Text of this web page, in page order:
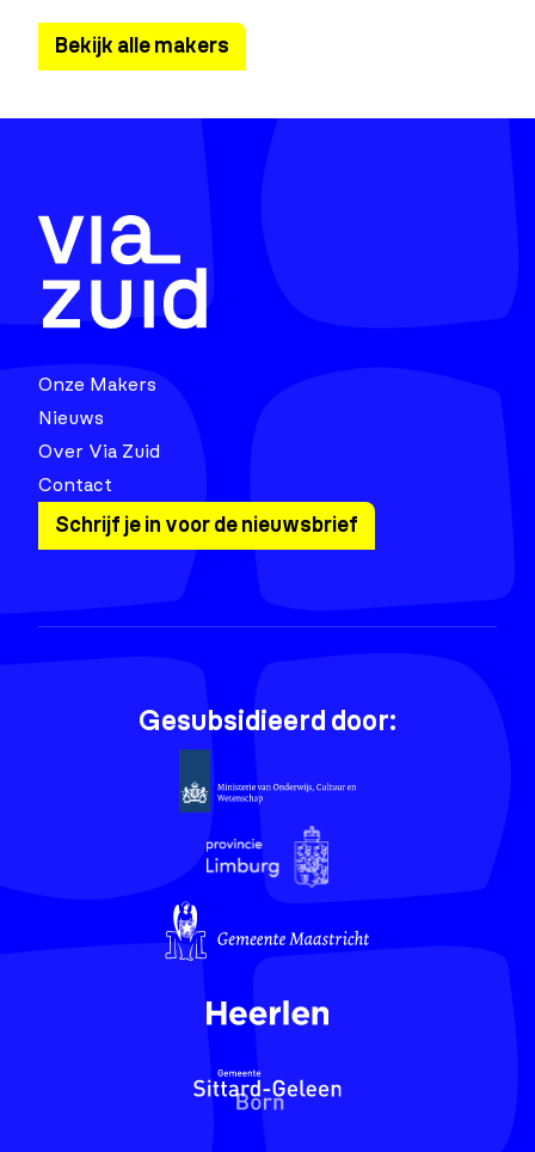
Bekijk alle makers
Onze Makers
Nieuws
Over Via Zuid
Contact
Schrijf je in voor de nieuwsbrief
Gesubsidieerd door: